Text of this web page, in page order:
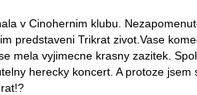
v Cinohernim klubu.
predstaveni Trikrat zivot.Vase
mela vyjimecne krasny zazitek.
herecky koncert. A protoze